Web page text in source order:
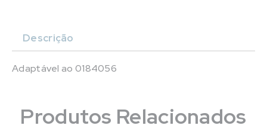
Descrição
Adaptável ao 0184056
Produtos Relacionados